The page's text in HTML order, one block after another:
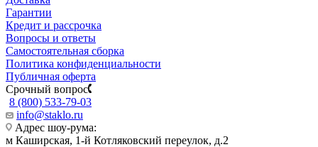
Гарантии
Кредит и рассрочка
Вопросы и ответы
Самостоятельная сборка
Политика конфиденциальности
Публичная оферта
Срочный вопрос
8 (800) 533-79-03
info@staklo.ru
Адрес шоу-рума:
м Каширская, 1-й Котляковский переулок, д.2